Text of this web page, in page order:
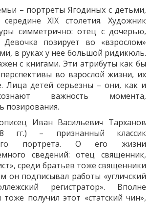
– портреты Ягодиных с детьми,
XIX столетия. Художник
симметрично: отец с дочерью,
позирует во «взрослом»
в руках у нее большой ридикюль.
с книгами. Эти атрибуты как бы
во взрослой жизни, их
Лица детей серьезны – они, как и
важность момента,
позирования.
Иван Васильевич Тарханов
гг.) – признанный классик
портрета. О его жизни
сведений: отец священник,
среди братьев тоже священники
он подписывал работы «угличский
регистратор». Вполне
получил этот «статский чин»,